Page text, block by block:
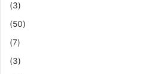
(3)
(50)
(7)
(3)